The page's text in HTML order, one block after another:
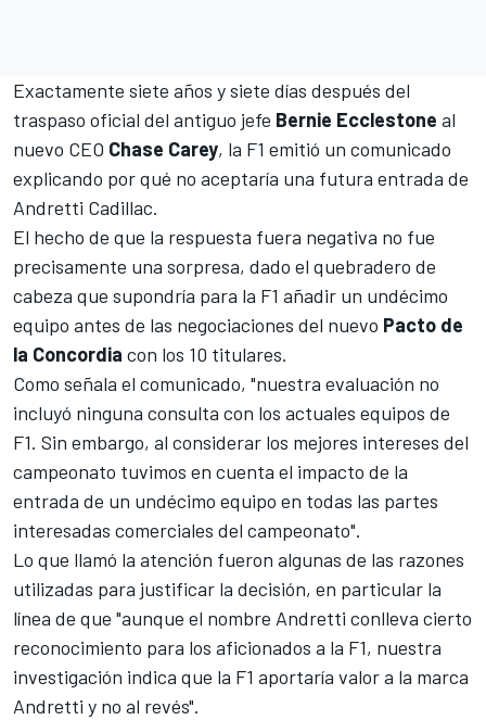
Exactamente siete años y siete días después del
traspaso oficial del antiguo jefe Bernie Ecclestone al
nuevo CEO Chase Carey, la F1 emitió un comunicado
explicando por qué no aceptaría una futura entrada de
Andretti Cadillac.
El hecho de que la respuesta fuera negativa no fue
precisamente una sorpresa, dado el quebradero de
cabeza que supondría para la F1 añadir un undécimo
equipo antes de las negociaciones del nuevo Pacto de
la Concordia con los 10 titulares.
Como señala el comunicado, "nuestra evaluación no
incluyó ninguna consulta con los actuales equipos de
F1. Sin embargo, al considerar los mejores intereses del
campeonato tuvimos en cuenta el impacto de la
entrada de un undécimo equipo en todas las partes
interesadas comerciales del campeonato".
Lo que llamó la atención fueron algunas de las razones
utilizadas para justificar la decisión, en particular la
línea de que "aunque el nombre Andretti conlleva cierto
reconocimiento para los aficionados a la F1, nuestra
investigación indica que la F1 aportaría valor a la marca
Andretti y no al revés".